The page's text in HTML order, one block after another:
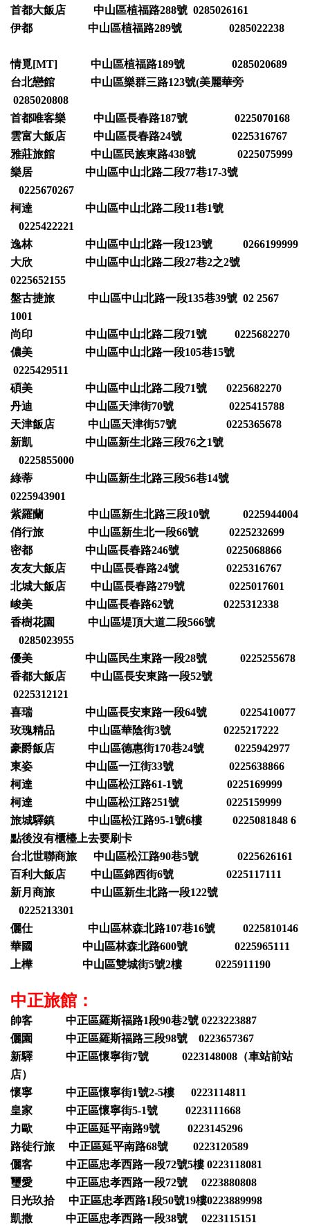
首都大飯店 中山區植福路288號 0285026161
伊都 中山區植福路289號 0285022238
情覓[MT] 中山區植福路189號 0285020689
台北戀館 中山區樂群三路123號(美麗華旁
0285020808
首都唯客樂 中山區長春路187號 0225070168
雲富大飯店 中山區長春路24號 0225316767
雅莊旅館 中山區民族東路438號 0225075999
樂居 中山區中山北路二段77巷17-3號
0225670267
柯達 中山區中山北路二段11巷1號
0225422221
逸林 中山區中山北路一段123號 0266199999
大欣 中山區中山北路二段27巷2之2號
0225652155
盤古捷旅 中山區中山北路一段135巷39號 02 2567
1001
尚印 中山區中山北路二段71號 0225682270
儂美 中山區中山北路一段105巷15號
0225429511
碩美 中山區中山北路二段71號 0225682270
丹迪 中山區天津街70號 0225415788
天津飯店 中山區天津街57號 0225365678
新凱 中山區新生北路三段76之1號
0225855000
綠蒂 中山區新生北路三段56巷14號
0225943901
紫羅蘭 中山區新生北路三段10號 0225944004
俏行旅 中山區新生北一段66號 0225232699
密都 中山區長春路246號 0225068866
友友大飯店 中山區長春路24號 0225316767
北城大飯店 中山區長春路279號 0225017601
峻美 中山區長春路62號 0225312338
香樹花園 中山區堤頂大道二段566號
0285023955
優美 中山區民生東路一段28號 0225255678
香都大飯店 中山區長安東路一段52號
0225312121
喜瑞 中山區長安東路一段64號 0225410077
玫瑰精品 中山區華陰街3號 0225217222
豪爵飯店 中山區德惠街170巷24號 0225942977
東姿 中山區一江街33號 0225638866
柯達 中山區松江路61-1號 0225169999
柯達 中山區松江路251號 0225159999
旅城驛鎮 中山區松江路95-1號6樓 0225081848 6
點後沒有櫃檯上去要刷卡
台北世聯商旅 中山區松江路90巷5號 0225626161
百利大飯店 中山區錦西街6號 0225117111
新月商旅 中山區新生北路一段122號
0225213301
儷仕 中山區林森北路107巷16號 0225810146
華國 中山區林森北路600號 0225965111
上樺 中山區雙城街5號2樓 0225911190
中正旅館：
帥客 中正區羅斯福路1段90巷2號 0223223887
儷園 中正區羅斯福路三段98號 0223657367
新驛 中正區懷寧街7號 0223148008（車站前站
店）
懷寧 中正區懷寧街1號2-5樓 0223114811
皇家 中正區懷寧街5-1號 0223111668
力歐 中正區延平南路9號 0223145296
路徒行旅 中正區延平南路68號 0223120589
儷客 中正區忠孝西路一段72號5樓 0223118081
璽愛 中正區忠孝西路一段72號 0223880808
日光玖拾 中正區忠孝西路1段50號19樓0223889998
凱撒 中正區忠孝西路一段38號 0223115151